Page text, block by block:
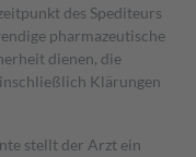
des Spediteurs
pharmazeutische
dienen, die
Klärungen
stellt der Arzt ein